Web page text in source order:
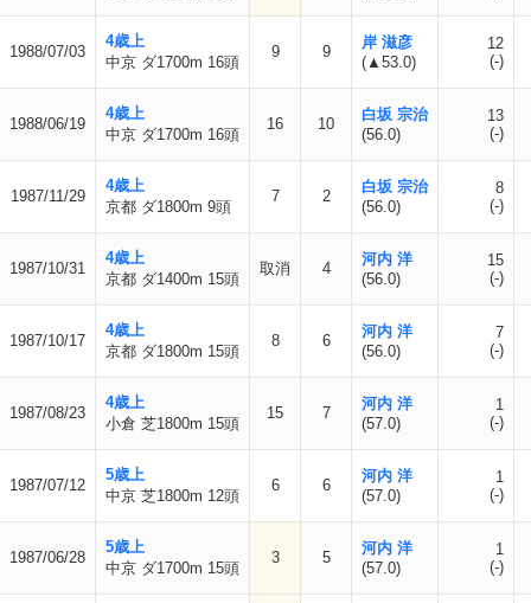
1988/07/03
4歳上
中京 ダ1700m 16頭
9 9
岸 滋彦
(▲53.0)
12
(-)
1988/06/19
4歳上
中京 ダ1700m 16頭
16 10
白坂 宗治
(56.0)
13
(-)
1987/11/29
4歳上
京都 ダ1800m 9頭
7 2
白坂 宗治
(56.0)
8
(-)
1987/10/31
4歳上
京都 ダ1400m 15頭
取消 4
河内 洋
(56.0)
15
(-)
1987/10/17
4歳上
京都 ダ1800m 15頭
8 6
河内 洋
(56.0)
7
(-)
1987/08/23
4歳上
小倉 芝1800m 15頭
15 7
河内 洋
(57.0)
1
(-)
1987/07/12
5歳上
中京 芝1800m 12頭
6 6
河内 洋
(57.0)
1
(-)
1987/06/28
5歳上
中京 ダ1700m 15頭
3 5
河内 洋
(57.0)
1
(-)